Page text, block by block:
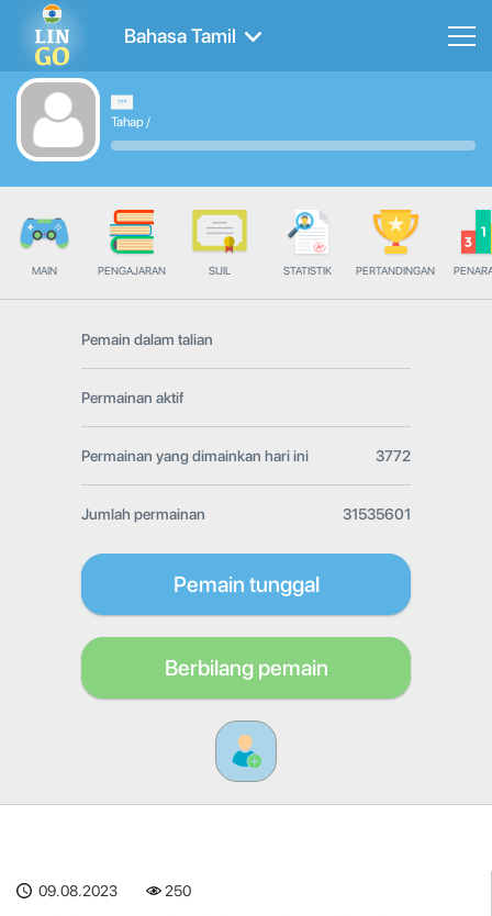
Bahasa Tamil
Tahap/
MAIN PENGAJARAN SIJIL STATISTIK PERTANDINGAN
Pemain dalam talian
Permainan aktif
Permainan yang dimainkan hari ini 3772
Jumlah permainan 31535601
Pemain tunggal
Berbilang pemain
09.08.2023 250